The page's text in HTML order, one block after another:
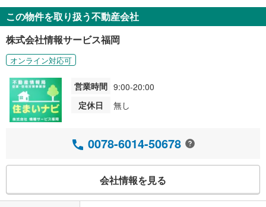
この物件を取り扱う不動産会社
株式会社情報サービス福岡
オンライン対応可
営業時間 9:00-20:00
定休日
無し
0078-6014-50678
会社情報を見る